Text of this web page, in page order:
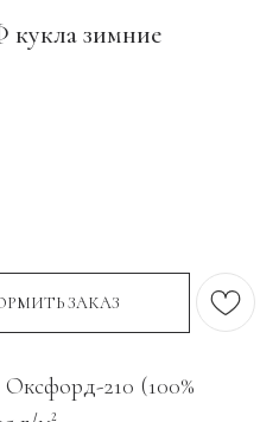
зимние
ЗАКАЗ
210 (100%